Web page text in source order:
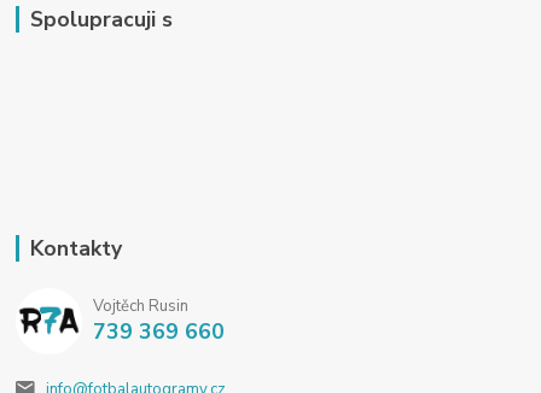
Spolupracuji s
Kontakty
Vojtěch Rusin
739 369 660